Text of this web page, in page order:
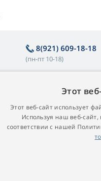
8(921) 609-18-18
(пн-пт 10-18)
О покупке ламп
Публичная оферта
Простой возврат
Гарантийные
Проекционные
Этот
Этот веб-сайт использует
Используя наш веб-
соответствии с нашей